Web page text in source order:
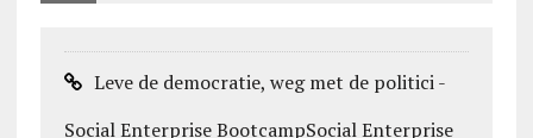
Leve de democratie, weg met de politici -
Social Enterprise BootcampSocial Enterprise